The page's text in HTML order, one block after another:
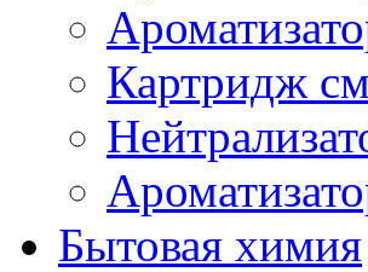
Картридж
Бытовая химия